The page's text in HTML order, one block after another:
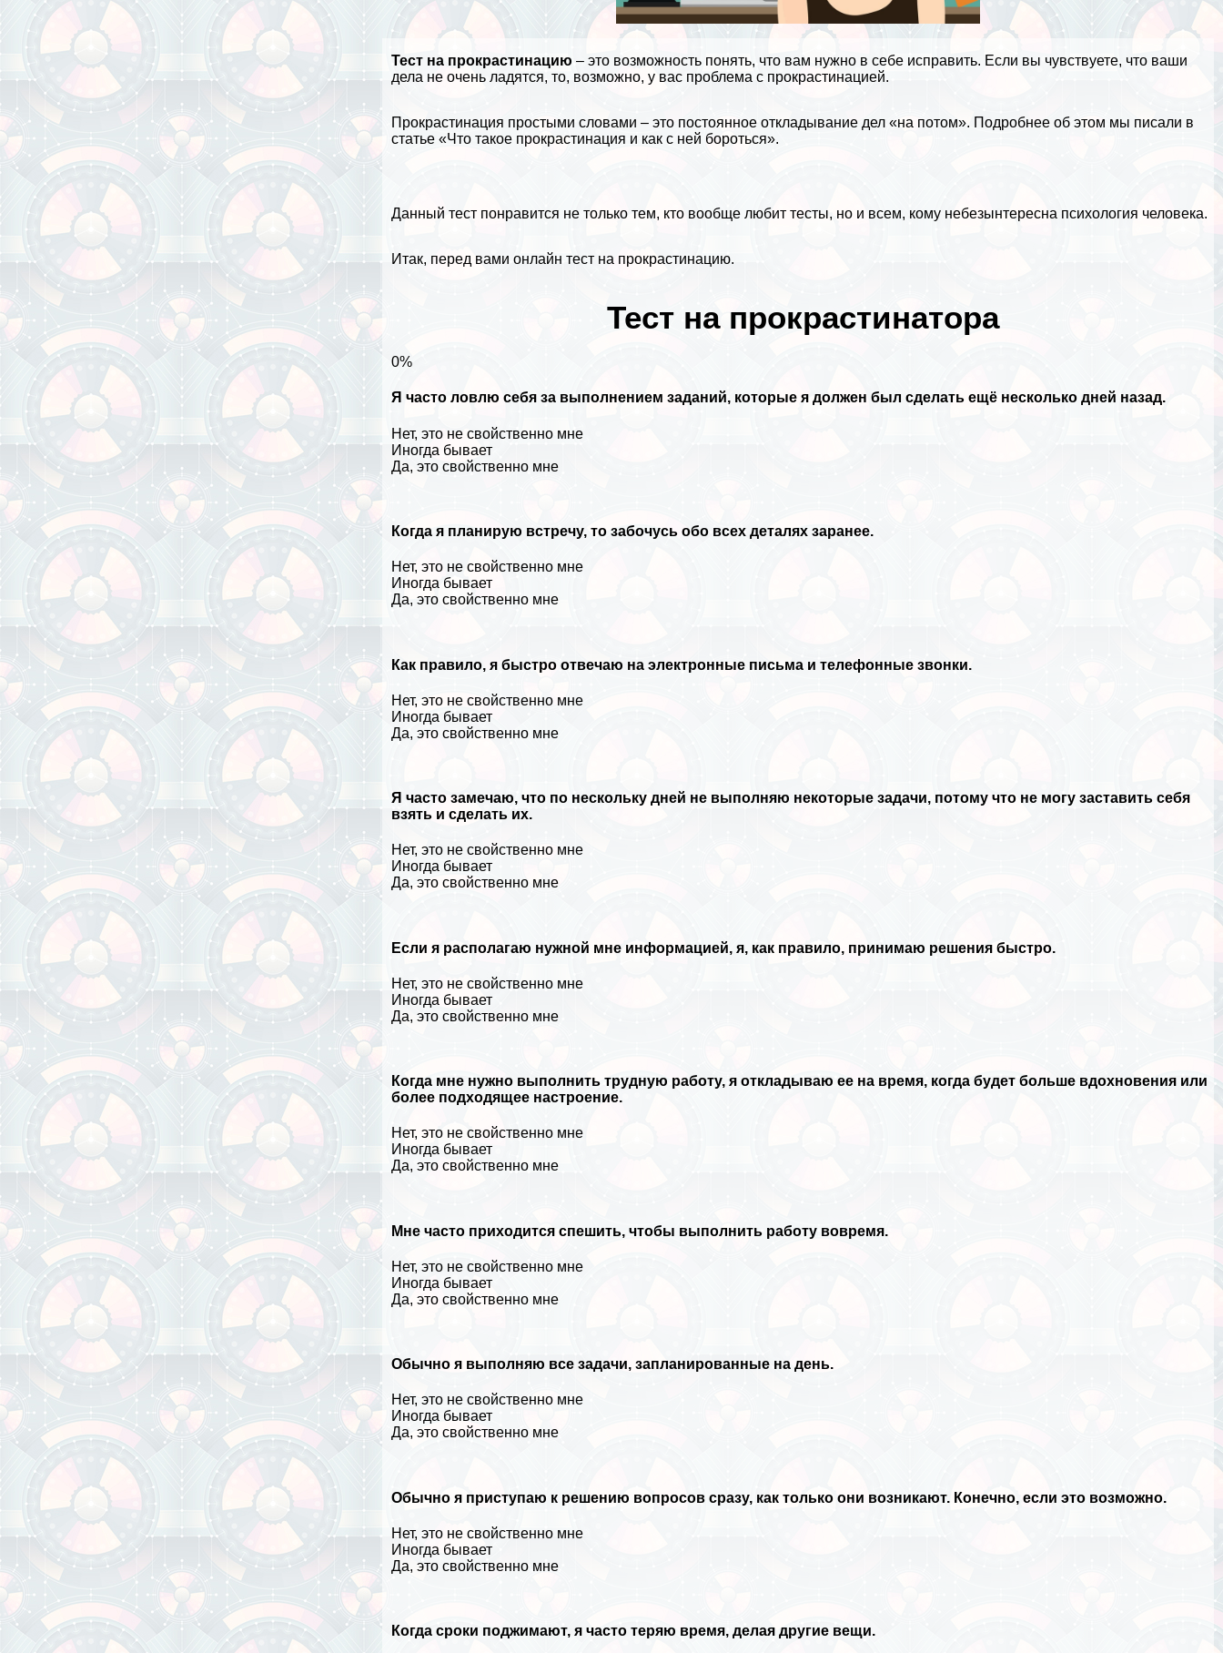
Тест на прокрастинацию – это возможность понять, что вам нужно в себе исправить. Если вы чувствуете, что ваши
дела не очень ладятся, то, возможно, у вас проблема с прокрастинацией.
Прокрастинация простыми словами – это постоянное откладывание дел «на потом». Подробнее об этом мы писали в
статье«Что такое прокрастинация и как с ней бороться».
Данный тест понравится не только тем, кто вообще любиттесты, но и всем, кому небезынтересна психология человека.
Итак, перед вами онлайн тест на прокрастинацию.
Тест на прокрастинатора
0%
Я часто ловлю себя за выполнением заданий, которые я должен был сделать ещё несколько дней назад.
Нет, это не свойственно мне
Иногда бывает
Да, это свойственно мне
Когда я планирую встречу, то забочусь обо всех деталях заранее.
Нет, это не свойственно мне
Иногда бывает
Да, это свойственно мне
Как правило, я быстро отвечаю на электронные письма и телефонные звонки.
Нет, это не свойственно мне
Иногда бывает
Да, это свойственно мне
Я часто замечаю, что по нескольку дней не выполняю некоторые задачи, потому что не могу заставить себя
взять и сделать их.
Нет, это не свойственно мне
Иногда бывает
Да, это свойственно мне
Если я располагаю нужной мне информацией, я, как правило, принимаю решения быстро.
Нет, это не свойственно мне
Иногда бывает
Да, это свойственно мне
Когда мне нужно выполнить трудную работу, я откладываю ее на время, когда будет больше вдохновения или
более подходящее настроение.
Нет, это не свойственно мне
Иногда бывает
Да, это свойственно мне
Мне часто приходится спешить, чтобы выполнить работу вовремя.
Нет, это не свойственно мне
Иногда бывает
Да, это свойственно мне
Обычно я выполняю все задачи, запланированные на день.
Нет, это не свойственно мне
Иногда бывает
Да, это свойственно мне
Обычно я приступаю к решению вопросов сразу, как только они возникают. Конечно, если это возможно.
Нет, это не свойственно мне
Иногда бывает
Да, это свойственно мне
Когда сроки поджимают, я часто теряю время, делая другие вещи.